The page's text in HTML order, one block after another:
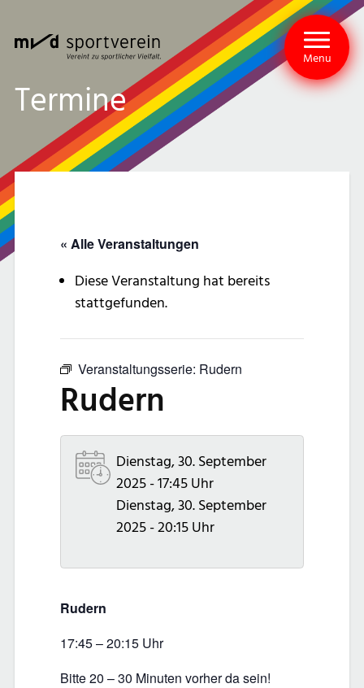
Menu
Termine
« Alle Veranstaltungen
Diese Veranstaltung hat bereits
stattgefunden.
Veranstaltungsserie: Rudern
Rudern
Dienstag, 30. September
2025 - 17:45 Uhr
Dienstag, 30. September
2025 - 20:15 Uhr
Rudern
17:45 – 20:15 Uhr
Bitte 20 – 30 Minuten vorher da sein!